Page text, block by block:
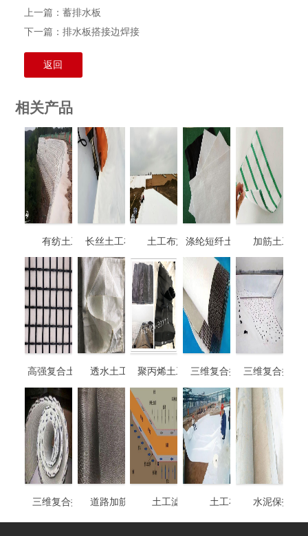
上一篇： 蓄排水板
下一篇： 排水板搭接边焊接
返回
相关产品
有纺土工布长丝土工布焊接土工布施工涤纶短纤土工布定
制
加筋土工布
高强复合土工格栅透水土工布袋聚丙烯土工布袋三维复合排水网
4mm厚-8mm厚
三维复合排水
三维复合排水网道路加筋滤网 土工滤网 土工布 水泥保护毯